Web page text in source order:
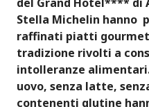
Stella Michelin hanno
raffinati piatti
tradizione rivolti a
intolleranze
uovo, senza latte,
contenenti glutine